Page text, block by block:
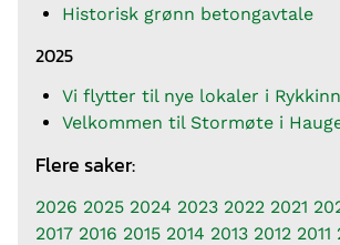
Historisk grønn betongavtale
2025
Vi flytter til nye lokaler i Rykkinn
Velkommen til Stormøte i
Flere saker:
2026 2025 2024 2023 2022 2021
2017 2016 2015 2014 2013 2012 2011